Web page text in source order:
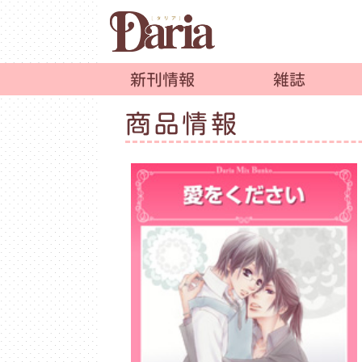
新刊情報 雑誌
商品情報